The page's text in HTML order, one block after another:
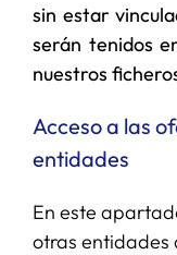
sin estar
serán tenidos
nuestros
Acceso a las
entidades
En este
otras entidades